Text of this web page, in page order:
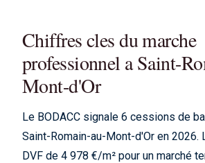
Chiffres cles du marche
professionnel a Saint-
Mont-d'Or
Le BODACC signale 6 cessions de
Saint-Romain-au-Mont-d'Or en 2026.
DVF de 4 978 €/m² pour un marché